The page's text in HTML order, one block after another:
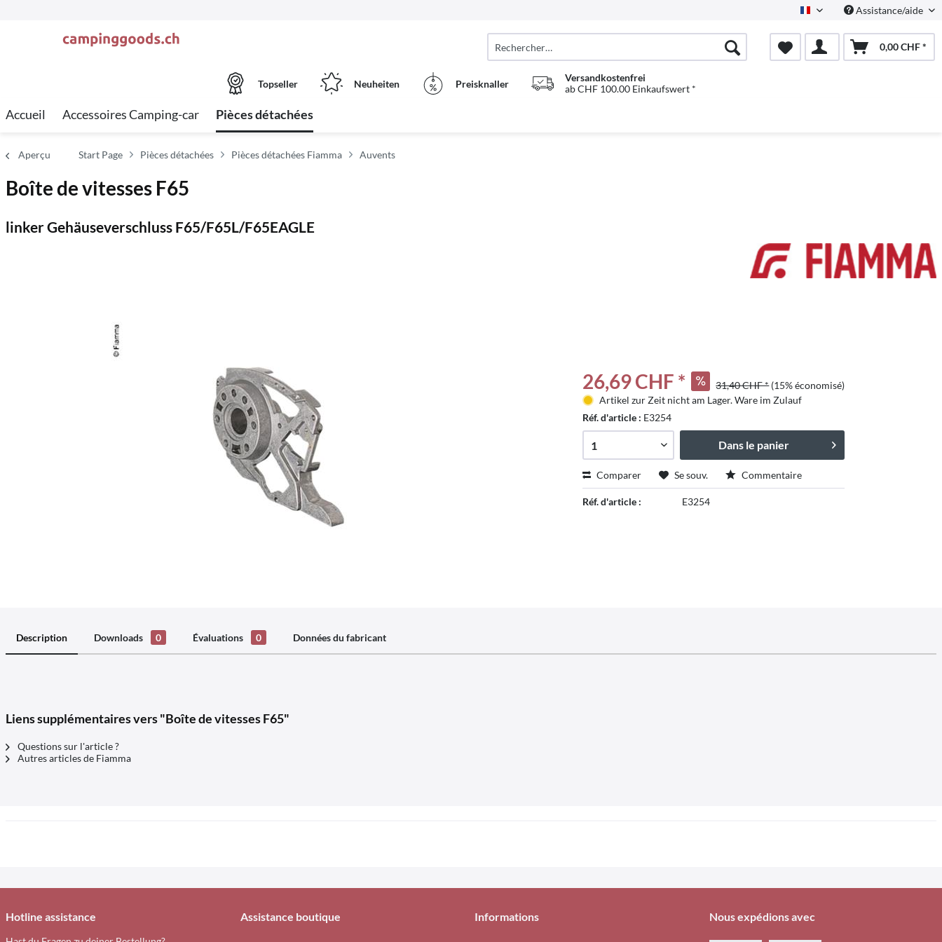
FranzösischAssistance/aide
0,00 CHF *
Topseller Neuheiten Preisknaller
Versandkostenfrei
ab CHF 100.00 Einkaufswert *
Accueil Accessoires Camping-car Pièces détachées
Aperçu Start Page Pièces détachées Pièces détachées Fiamma Auvents
Boîte de vitesses F65
linker Gehäuseverschluss F65/F65L/F65EAGLE
26,69 CHF * 31,40 CHF * (15% économisé)
Artikel zur Zeit nicht am Lager. Ware im Zulauf
Réf. d'article : E3254
Dans le panier
Comparer Se souv. Commentaire
Réf. d'article : E3254
Description Downloads 0 Évaluations 0 Données du fabricant
Liens supplémentaires vers "Boîte de vitesses F65"
Questions sur l'article ?
Autres articles de Fiamma
Hotline assistance Assistance boutique Informations Nous expédions avec